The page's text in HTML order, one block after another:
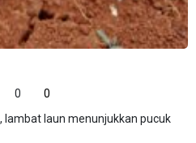
0
0
lambat laun menunjukkan pucuk